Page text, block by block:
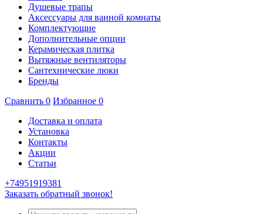
Душевые трапы
Аксессуары для ванной комнаты
Комплектующие
Дополнительные опции
Керамическая плитка
Вытяжные вентиляторы
Сантехнические люки
Бренды
Сравнить 0 Избранное 0
Доставка и оплата
Установка
Контакты
Акции
Статьи
+74951919381
Заказать обратный звонок!